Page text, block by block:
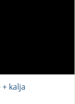
kalja